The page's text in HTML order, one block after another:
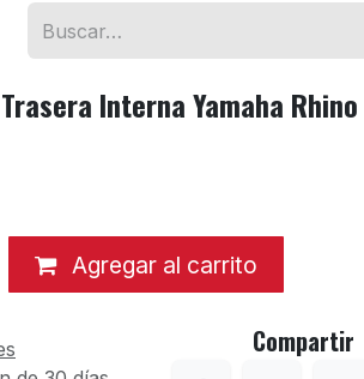
Interna Yamaha
Agregar al carrito
Compartir